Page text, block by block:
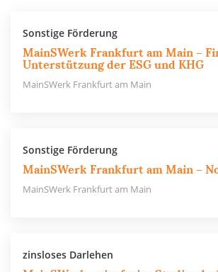
Sonstige Förderung
MainSWerk Frankfurt am Main –
Unterstützung der ESG und KHG
MainSWerk Frankfurt am Main
Sonstige Förderung
MainSWerk Frankfurt am Main –
MainSWerk Frankfurt am Main
zinsloses Darlehen